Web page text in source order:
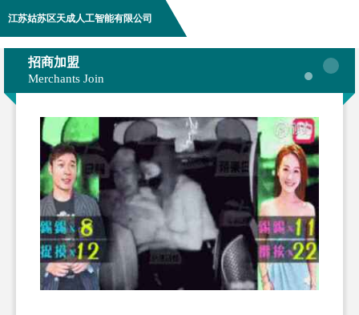
江苏姑苏区天成人工智能有限公司
招商加盟
Merchants Join